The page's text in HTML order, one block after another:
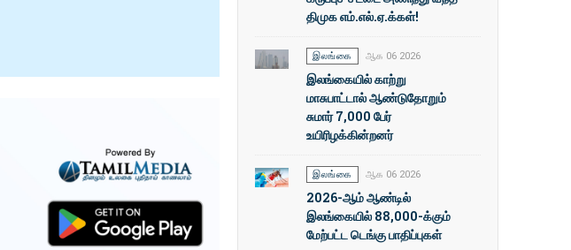
திமுக எம்.எல்.ஏ.க்கள்!
இலங்கை ஆக 06 2026
இலங்கையில் காற்று
மாசுபாட்டால் ஆண்டுதோறும்
சுமார் 7,000 பேர்
உயிரிழக்கின்றனர்
இலங்கை ஆக 06 2026
2026-ஆம் ஆண்டில்
இலங்கையில் 88,000-க்கும்
மேற்பட்ட டெங்கு பாதிப்புகள்